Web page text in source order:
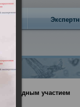
участием